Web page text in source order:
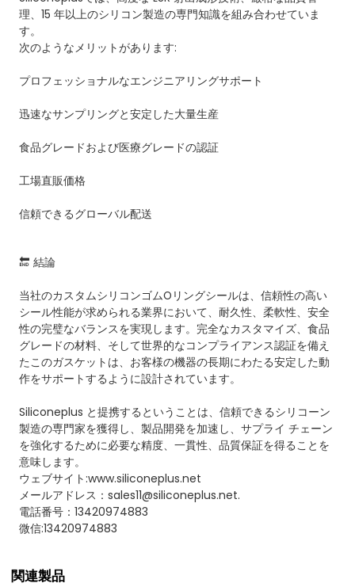
理、15 年以上のシリコン製造の専門知識を組み合わせていま
す。
次のようなメリットがあります:
プロフェッショナルなエンジニアリングサポート
迅速なサンプリングと安定した大量生産
食品グレードおよび医療グレードの認証
工場直販価格
信頼できるグローバル配送
🔚 結論
当社のカスタムシリコンゴムOリングシールは、信頼性の高い
シール性能が求められる業界において、耐久性、柔軟性、安全
性の完璧なバランスを実現します。完全なカスタマイズ、食品
グレードの材料、そして世界的なコンプライアンス認証を備え
たこのガスケットは、お客様の機器の長期にわたる安定した動
作をサポートするように設計されています。
Siliconeplus と提携するということは、信頼できるシリコーン
製造の専門家を獲得し、製品開発を加速し、サプライ チェーン
を強化するために必要な精度、一貫性、品質保証を得ることを
意味します。
ウェブサイト:www.siliconeplus.net
メールアドレス：sales11@siliconeplus.net.
電話番号：13420974883
微信:13420974883
関連製品